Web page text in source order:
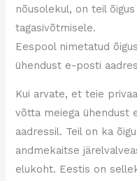
nõusolekul, on teil
tagasivõtmisele.
Eespool nimetatud
ühendust e-posti
Kui arvate, et teie
võtta meiega ühendust
aadressil. Teil on ka
andmekaitse
elukoht. Eestis on